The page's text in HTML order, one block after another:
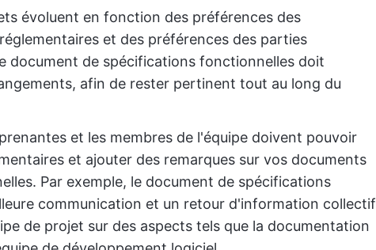
évoluent en fonction des préférences des
et des préférences des parties
document de spécifications fonctionnelles doit
afin de rester pertinent tout au long du
et les membres de l'équipe doivent pouvoir
et ajouter des remarques sur vos documents
Par exemple, le document de spécifications
communication et un retour d'information collectif
de projet sur des aspects tels que la documentation